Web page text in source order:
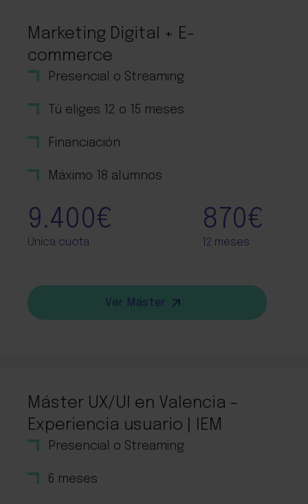
Marketing Digital + E-
commerce
Presencial o Streaming
Tú eliges 12 o 15 meses
Financiación
Máximo 18 alumnos
9.400€
Única cuota
870€
12 meses
Ver Máster
Máster UX/UI en Valencia -
Experiencia usuario | IEM
Presencial o Streaming
6 meses